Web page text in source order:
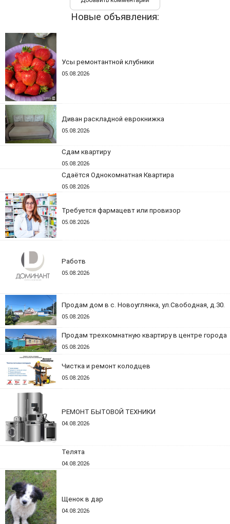
Новые объявления:
Усы ремонтантной клубники
05.08.2026
Диван раскладной еврокнижка
05.08.2026
Сдам квартиру
05.08.2026
Сдаётся Однокомнатная Квартира
05.08.2026
Требуется фармацевт или провизор
05.08.2026
Работв
05.08.2026
Продам дом в с. Новоуглянка, ул.Свободная, д.30.
05.08.2026
Продам трехкомнатную квартиру в центре города
05.08.2026
Чистка и ремонт колодцев
05.08.2026
РЕМОНТ БЫТОВОЙ ТЕХНИКИ
04.08.2026
Телята
04.08.2026
Щенок в дар
04.08.2026